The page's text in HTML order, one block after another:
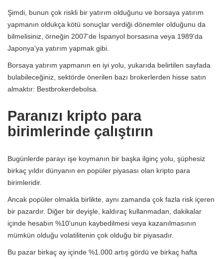
Şimdi, bunun çok riskli bir yatırım olduğunu ve borsaya yatırım
yapmanın oldukça kötü sonuçlar verdiği dönemler olduğunu da
bilmelisiniz, örneğin 2007'de İspanyol borsasına veya 1989'da
Japonya'ya yatırım yapmak gibi.
Borsaya yatırım yapmanın en iyi yolu, yukarıda belirtilen sayfada
bulabileceğiniz, sektörde önerilen bazı brokerlerden hisse satın
almaktır: Bestbrokerdebolsa.
Paranızı kripto para
birimlerinde çalıştırın
Bugünlerde parayı işe koymanın bir başka ilginç yolu, şüphesiz
birkaç yıldır dünyanın en popüler piyasası olan kripto para
birimleridir.
Ancak popüler olmakla birlikte, aynı zamanda çok fazla risk içeren
bir pazardır. Diğer bir deyişle, kaldıraç kullanmadan, dakikalar
içinde hesabın %10'unun kaybedilmesi veya kazanılmasının
mümkün olduğu volatilitenin çok olduğu bir piyasadır.
Bu pazar birkaç ay içinde %1.000 artış gördü ve birkaç hafta